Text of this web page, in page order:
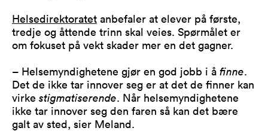
Helsedirektoratet anbefaler at elever på første,
tredje og åttende trinn skal veies. Spørmålet er
om fokuset på vekt skader mer en det gagner.
– Helsemyndighetene gjør en god jobb i å finne.
Det de ikke tar innover seg er at det de finner kan
virke stigmatiserende. Når helsemyndighetene
ikke tar innover seg den faren så kan det bære
galt av sted, sier Meland.